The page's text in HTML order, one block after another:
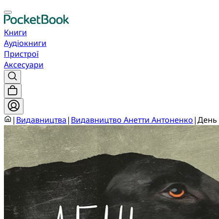
Книги
Аудіокниги
Пристрої
Аксесуари
| Видавництва| Видавництво Анетти Антоненко|День